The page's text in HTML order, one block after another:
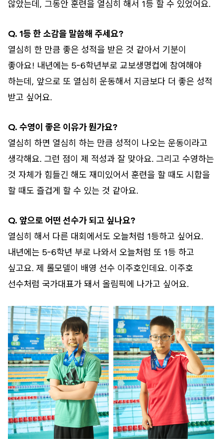
않았는데, 그동안 훈련을 열심히 해서 1등 할 수 있었어요.
Q. 1등 한 소감을 말씀해 주세요?
열심히 한 만큼 좋은 성적을 받은 것 같아서 기분이
좋아요! 내년에는 5-6학년부로 교보생명컵에 참여해야
하는데, 앞으로 또 열심히 운동해서 지금보다 더 좋은 성적
받고 싶어요.
Q. 수영이 좋은 이유가 뭔가요?
열심히 하면 열심히 하는 만큼 성적이 나오는 운동이라고
생각해요. 그런 점이 제 적성과 잘 맞아요. 그리고 수영하는
것 자체가 힘들긴 해도 재미있어서 훈련을 할 때도 시합을
할 때도 즐겁게 할 수 있는 것 같아요.
Q. 앞으로 어떤 선수가 되고 싶나요?
열심히 해서 다른 대회에서도 오늘처럼 1등하고 싶어요.
내년에는 5-6학년 부로 나와서 오늘처럼 또 1등 하고
싶고요. 제 롤모델이 배영 선수 이주호인데요. 이주호
선수처럼 국가대표가 돼서 올림픽에 나가고 싶어요.